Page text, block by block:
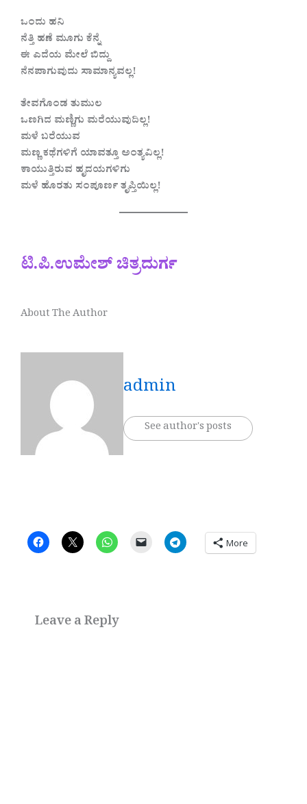
ಒಂದು ಹನಿ
ನೆತ್ತಿ ಹಣೆ ಮೂಗು ಕೆನ್ನೆ
ಈ ಎದೆಯ ಮೇಲೆ ಬಿದ್ದು
ನೆನಪಾಗುವುದು ಸಾಮಾನ್ಯವಲ್ಲ!
ತೇವಗೊಂಡ ತುಮುಲ
ಒಣಗಿದ ಮಣ್ಣಿಗು ಮರೆಯುವುದಿಲ್ಲ!
ಮಳೆ ಬರೆಯುವ
ಮಣ್ಣ ಕಥೆಗಳಿಗೆ ಯಾವತ್ತೂ ಅಂತ್ಯವಿಲ್ಲ!
ಕಾಯುತ್ತಿರುವ ಹೃದಯಗಳಿಗು
ಮಳೆ ಹೊರತು ಸಂಪೂರ್ಣ ತೃಪ್ತಿಯಿಲ್ಲ!
ಟಿ.ಪಿ.ಉಮೇಶ್ ಚಿತ್ರದುರ್ಗ
About The Author
admin
See author's posts
More
Leave a Reply